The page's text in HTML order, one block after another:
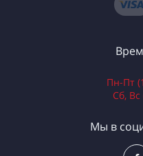
Пн-Пт
Сб,
Мы в